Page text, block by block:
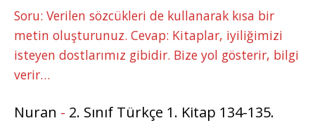
Soru: Verilen sözcükleri de kullanarak kısa bir
metin oluşturunuz. Cevap: Kitaplar, iyiliğimizi
isteyen dostlarımız gibidir. Bize yol gösterir, bilgi
verir…
Nuran - 2. Sınıf Türkçe 1. Kitap 134-135.